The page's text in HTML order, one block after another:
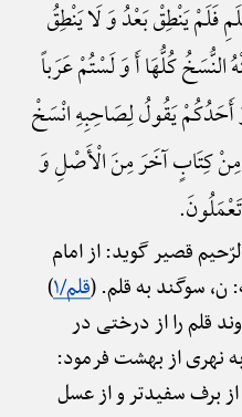
فَلَمْ یَنْطِقْ بَعْدُ وَ لَا یَنْطِقُ
النُّسَخُ کُلُّهَا أَ وَ لَسْتُمْ عَرَباً
أَحَدُکُمْ یَقُولُ لِصَاحِبِهِ انْسَخْ
مِنْ کِتَابٍ آخَرَ مِنَ الْأَصْلِ وَ
قصیر گوید: از امام
ن، سوگند به قلم. (قلم/۱)
قلم را از درختی در
نهری از بهشت فرمود:
برف سفیدتر و از عسل